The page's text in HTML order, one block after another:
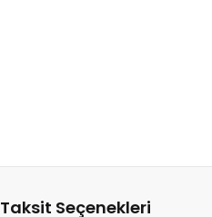
Taksit Seçenekleri